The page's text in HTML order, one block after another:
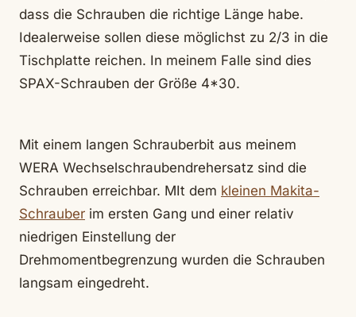
dass die Schrauben die richtige Länge habe.
Idealerweise sollen diese möglichst zu 2/3 in die
Tischplatte reichen. In meinem Falle sind dies
SPAX-Schrauben der Größe 4*30.
Mit einem langen Schrauberbit aus meinem
WERA Wechselschraubendrehersatz sind die
Schrauben erreichbar. MIt dem kleinen Makita-
Schrauber im ersten Gang und einer relativ
niedrigen Einstellung der
Drehmomentbegrenzung wurden die Schrauben
langsam eingedreht.